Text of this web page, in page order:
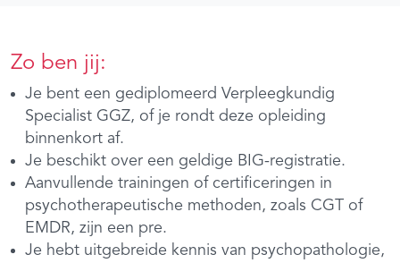
Zo ben jij:
Je bent een gediplomeerd Verpleegkundig
Specialist GGZ, of je rondt deze opleiding
binnenkort af.
Je beschikt over een geldige BIG-registratie.
Aanvullende trainingen of certificeringen in
psychotherapeutische methoden, zoals CGT of
EMDR, zijn een pre.
Je hebt uitgebreide kennis van psychopathologie,